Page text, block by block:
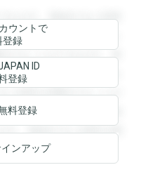
きます。登録すると回答
ると回答を閲覧すること
することができます。登
ます。登録すると回答を
と回答を閲覧することが
ることができます。登録
す。登録すると回答を閲
ウントで
登録
ID
登録
無料登録
ンアップ